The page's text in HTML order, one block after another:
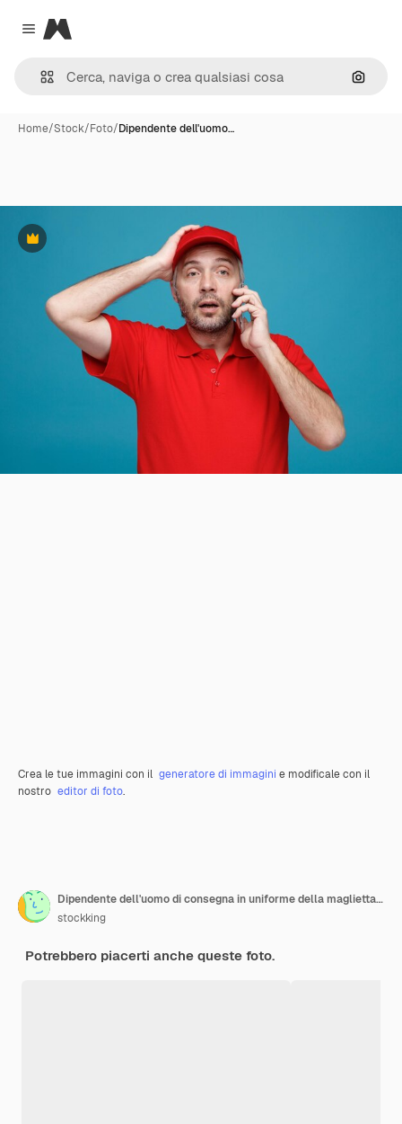
Close menu
Magnific
Cerca
Home/Stock/Foto/Dipendente dell'uomo…
Premium
Crea le tue immagini con il generatore di immagini e modificale con il
nostro editor di foto.
Dipendente dell'uomo di consegna in uniforme della maglietta vuota del cappuccio rosso che parla sul telefono cellulare che sembra confuso con la mano sulla sua testa per errore che si leva in piedi sopra fondo blu
stockking
Potrebbero piacerti anche queste foto.